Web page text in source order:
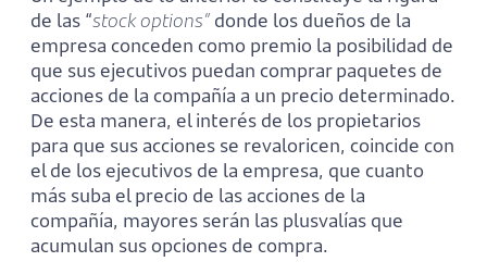
de las “stock options” donde los dueños de la
empresa conceden como premio la posibilidad de
que sus ejecutivos puedan comprar paquetes de
acciones de la compañía a un precio determinado.
De esta manera, el interés de los propietarios
para que sus acciones se revaloricen, coincide con
el de los ejecutivos de la empresa, que cuanto
más suba el precio de las acciones de la
compañía, mayores serán las plusvalías que
acumulan sus opciones de compra.